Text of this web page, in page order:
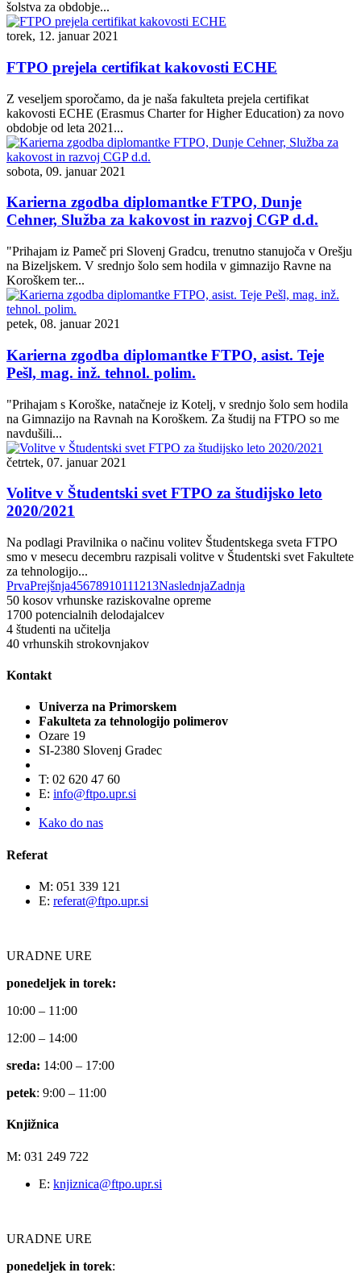
šolstva za obdobje...
torek, 12. januar 2021
FTPO prejela certifikat kakovosti ECHE
Z veseljem sporočamo, da je naša fakulteta prejela certifikat
kakovosti ECHE (Erasmus Charter for Higher Education) za novo
obdobje od leta 2021...
sobota, 09. januar 2021
Karierna zgodba diplomantke FTPO, Dunje
Cehner, Služba za kakovost in razvoj CGP d.d.
"Prihajam iz Pameč pri Slovenj Gradcu, trenutno stanujoča v Orešju
na Bizeljskem. V srednjo šolo sem hodila v gimnazijo Ravne na
Koroškem ter...
petek, 08. januar 2021
Karierna zgodba diplomantke FTPO, asist. Teje
Pešl, mag. inž. tehnol. polim.
"Prihajam s Koroške, natačneje iz Kotelj, v srednjo šolo sem hodila
na Gimnazijo na Ravnah na Koroškem. Za študij na FTPO so me
navdušili...
četrtek, 07. januar 2021
Volitve v Študentski svet FTPO za študijsko leto
2020/2021
Na podlagi Pravilnika o načinu volitev Študentskega sveta FTPO
smo v mesecu decembru razpisali volitve v Študentski svet Fakultete
za tehnologijo...
PrvaPrejšnja45678910111213NaslednjaZadnja
50 kosov vrhunske raziskovalne opreme
1700 potencialnih delodajalcev
4 študenti na učitelja
40 vrhunskih strokovnjakov
Kontakt
Univerza na Primorskem
Fakulteta za tehnologijo polimerov
Ozare 19
SI-2380 Slovenj Gradec
T: 02 620 47 60
E: info@ftpo.upr.si
Kako do nas
Referat
M: 051 339 121
E: referat@ftpo.upr.si
URADNE URE
ponedeljek in torek:
10:00 – 11:00
12:00 – 14:00
sreda: 14:00 – 17:00
petek: 9:00 – 11:00
Knjižnica
M: 031 249 722
E: knjiznica@ftpo.upr.si
URADNE URE
ponedeljek in torek: